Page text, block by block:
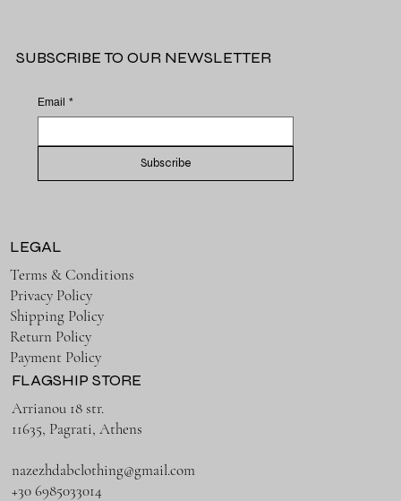
Email *
Subscribe
SUBSCRIBE TO OUR NEWSLETTER
LEGAL
Terms & Conditions
Privacy Policy
Shipping Policy
Return Policy
Payment Policy
FLAGSHIP STORE
Arrianou 18 str.
11635, Pagrati, Athens
nazezhdabclothing@gmail.com
+30 6985033014